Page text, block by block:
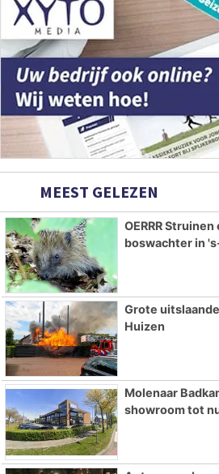
MEEST GELEZEN
OERRR
boswachter in
Grote
Huizen
Molenaar
showroom tot